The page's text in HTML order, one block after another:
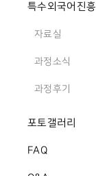
특수외국어진
자료실
과정소식
과정후기
포토갤러리
FAQ